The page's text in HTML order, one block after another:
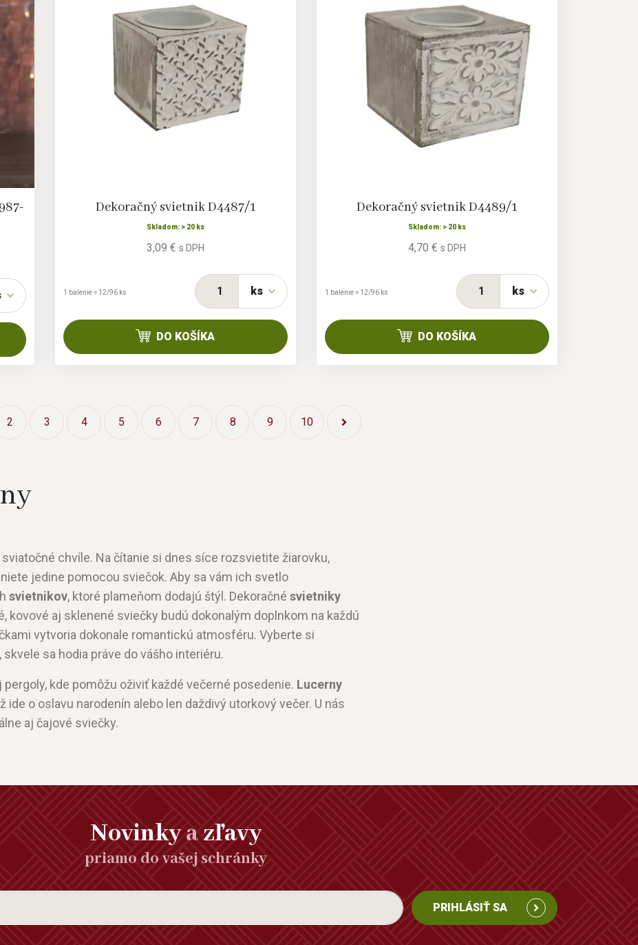
Dekoračný svietnik D4487/1
Skladom: > 20 ks
3,09 € s DPH
ks
1 balenie = 12/96 ks
DO KOŠÍKA
Dekoračný svietnik D4489/1
Skladom: > 20 ks
4,70 € s DPH
ks
1 balenie = 12/96 ks
DO KOŠÍKA
2 3 4 5 6 7 8 9 10
chvíle. Na čítanie si dnes síce rozsvietite žiarovku,
jedine pomocou sviečok. Aby sa vám ich svetlo
svietnikov, ktoré plameňom dodajú štýl. Dekoračné svietniky
kovové aj sklenené sviečky budú dokonalým doplnkom na každú
vytvoria dokonale romantickú atmosféru. Vyberte si
sa hodia práve do vášho interiéru.
kde pomôžu oživiť každé večerné posedenie. Lucerny
o oslavu narodenín alebo len daždivý utorkový večer. U nás
aj čajové sviečky.
Novinkyazľavy
priamo do vašej schránky
PRIHLÁSIŤ SA